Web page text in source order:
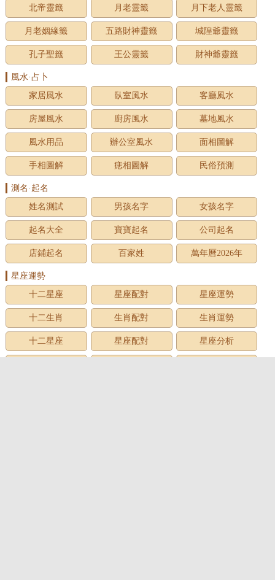
北帝靈籤 月老靈籤 月下老人靈籤
月老姻緣籤 五路財神靈籤 城隍爺靈籤
孔子聖籤 王公靈籤 財神爺靈籤
風水·占卜
家居風水
臥室風水 客廳風水
房屋風水 廚房風水 墓地風水
風水用品 辦公室風水 面相圖解
手相圖解 痣相圖解 民俗預測
測名·起名
姓名測試
男孩名字 女孩名字
起名大全 寶寶起名 公司起名
店鋪起名 百家姓 萬年曆2026年
星座運勢
十二星座
星座配對 星座運勢
十二生肖 生肖配對 生肖運勢
十二星座 星座配對 星座分析